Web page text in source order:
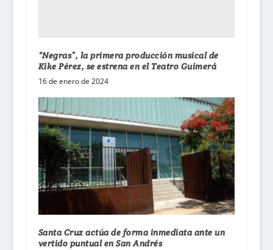
“Negras”, la primera producción musical de
Kike Pérez, se estrena en el Teatro Guimerá
16 de enero de 2024
Santa Cruz actúa de forma inmediata ante un
vertido puntual en San Andrés